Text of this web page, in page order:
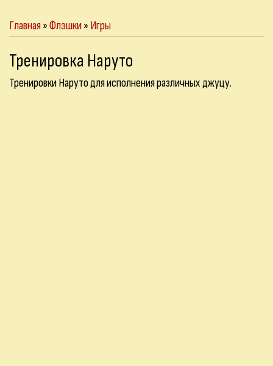
Главная»Флэшки» Игры
Тренировка Наруто
Тренировки Наруто для исполнения различных джуцу.